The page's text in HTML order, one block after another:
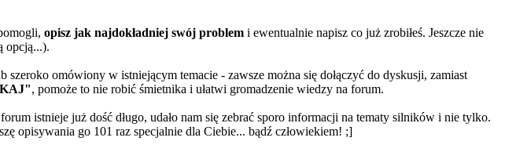
opisz jak najdokładniej swój problem i ewentualnie napisz co już zrobiłeś. Jeszcze nie
opcją...).
omówiony w istniejącym temacie - zawsze można się dołączyć do dyskusji, zamiast
, pomoże to nie robić śmietnika i ułatwi gromadzenie wiedzy na forum.
istnieje już dość długo, udało nam się zebrać sporo informacji na tematy silników i nie tylko.
opisywania go 101 raz specjalnie dla Ciebie... bądź człowiekiem! ;]